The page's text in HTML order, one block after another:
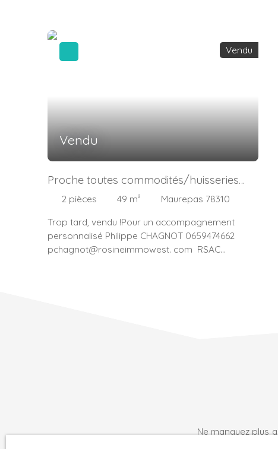
Vendu
Vendu
Proche toutes commodités/huisseries
neuves
2 pièces 49 m²
Maurepas 78310
Trop tard, vendu !Pour un accompagnement
personnalisé Philippe CHAGNOT 0659474662
pchagnot@rosineimmowest. com RSAC
Ne manquez plus